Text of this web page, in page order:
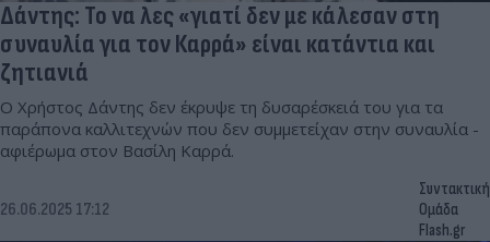
Δάντης: Το να λες «γιατί δεν με κάλεσαν στη
συναυλία για τον Καρρά» είναι κατάντια και
ζητιανιά
Ο Χρήστος Δάντης δεν έκρυψε τη δυσαρέσκειά του για τα
παράπονα καλλιτεχνών που δεν συμμετείχαν στην συναυλία -
αφιέρωμα στον Βασίλη Καρρά.
26.06.2025 17:12
Συντακτική
Ομάδα
Flash.gr